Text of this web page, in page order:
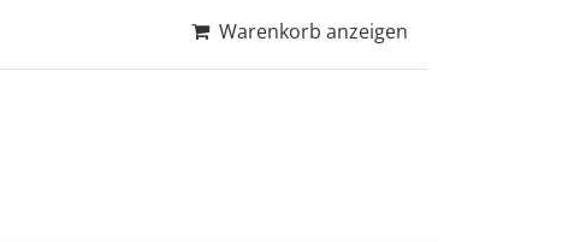
Warenkorb anzeigen